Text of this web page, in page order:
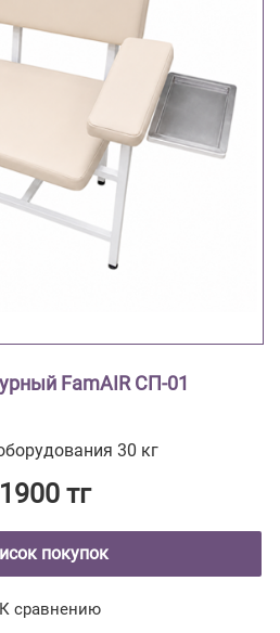
FamAIR СП-01
30 кг
тг
покупок
К сравнению